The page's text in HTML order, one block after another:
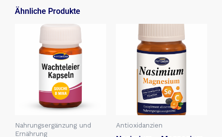
Ähnliche Produkte
Nahrungsergänzung und
Ernährung
Antioxidanzien